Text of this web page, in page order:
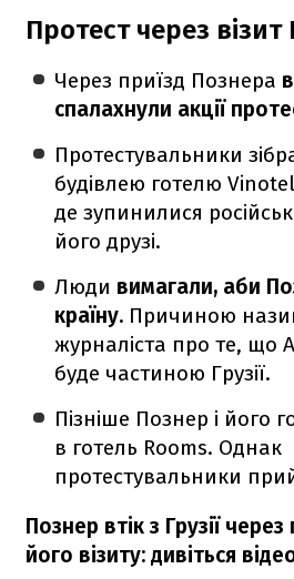
Протест через
Через приїзд Познера
спалахнули акції
Протестувальники
будівлею готелю
де зупинилися
його друзі.
Люди вимагали, аби
країну. Причиною
журналіста про те, що
буде частиною Грузії.
Пізніше Познер і його
в готель Rooms. Однак
протестувальники
Познер втік з Грузії
його візиту: дивіться